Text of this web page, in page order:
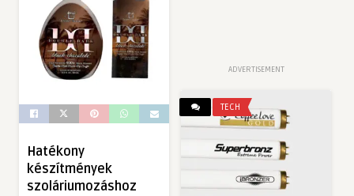
ADVERTISEMENT
Hatékony
készítmények
szoláriumozáshoz
TECH